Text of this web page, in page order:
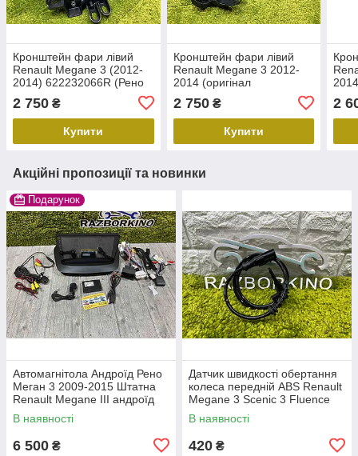
Кронштейн фари лівий
Renault Megane 3 (2012-
2014) 622232066R (Рено
2 750 ₴
Купити
Кронштейн фари лівий
Renault Megane 3 2012-
2014 (оригінал
підфарник
2 750₴
Купити
2
Акційні пропозиції та новинки
Подарунок
Автомагнітола Андроїд Рено
Меган 3 2009-2015 Штатна
Renault Megane III андроїд
10.0 1G RAM 16Gb ROM Wi-
Fi камера
В наявності
6 500 ₴
Датчик швидкості обертання
колеса передній ABS Renault
Megane 3 Scenic 3 Fluence
Duster Датчик ABS передній
Рено Меган 3 479109155
В наявності
420 ₴